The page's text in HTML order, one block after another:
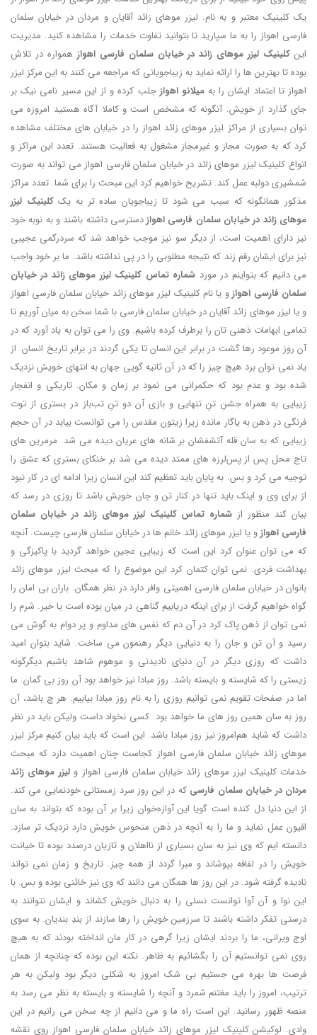
یک کلینیک معتبر و به نام. لیزر موهای زائد آقایان و مردان در خیابان سلمان
فارسی اهواز را به ما سپارید تا بتوانید تفاوت خدمات را مشاهده کنید. مدیریت
این کلینیک لیزر موهای زائد در خیابان سلمان فارسی اهواز همواره در تلاش
بوده تا بهترین ها را ارائه نماید به زیباجویانی که مراجعه می کنند به این مرکز لیزر
اهواز تا اعتماد ایشان را بهمیلانو اهواز جلب کرده و از این مسیر نامی نیک بر
جای گذارد از خویش. آنگونه که مشخص است و کاملا آگاه هستید امروزه می
توان بسیاری از مراکز لیزر موهای زائد اهواز را در خیابان های مختلف مشاهده
کرد که به صورت مجاز و غیرمجاز مشغول به فعالیت هستند. تعدد این مراکز و
انواع کلینیک لیزر موهای زائد در خیابان سلمان فارسی اهواز می تواند به صورت
شمشیری دولبه عمل کند. تشریح خواهیم کرد این مبحث را برای شما. تعدد مراکز
مذکور همانگونه که سبب می شود تا زیباجویان ساده تر به یککلینیک لیزر
موهای زائد در خیابان سلمان فارسی اهوازدسترسی داشته باشند و به نوبه خود
نیز دارای اهمیت است، از دیگر سو نیز موجب خواهد شد که سردرگمی عجیبی
نیز برای ایشان رقم زند که نتیجه مطلوبی را در پی نداشته باشد. ما بر خود واجب
می دانیم که بتواینم در مورد شماره تماس کلینیک لیزر موهای زائد در خیابان
سلمان فارسی اهوازو یا نام کلینیک لیزر موهای زائد خیابان سلمان فارسی اهواز
و یا لیزر موهای زائد آقایان در خیابان سلمان فارسی با شما سخن به میان آوریم تا
تمامی ابهامات ذهنی تان را برطرف کرده باشیم. وی را می توان به یاد آورد که در
آن روز موعود رها گشت در برابر این انسان تا یکی گردند در برابر تاریخ انسان. از
یاد نمی توان برد هیچ چیز را که در آن ثانیه گویی جهان به انتهای خویش نزدیک
شده بود و عدم بود که حکمرانی می نمود بر زمان و مکان. تاریکی و انفجار
زیبایی به همراه جشنِ تنِ تنهایی و بازی آن دو تنِ تب‌باز در بستری از توت
فرنگی در ذهن به یاگار مانده زیرا زیتون مقدس را می توانست بیابد در آن حجم
زیبایی که به سان قله آتشفشان بر شانه های عریان دیده می شد. مرمرین های
تاج محل پس از پس‌‎لرزه های ممتد دیده می شد بر خنکای بستری که عشق را
توجیه می کرد و بس. به پایان باید تعظیم کند این انسان زیرا ادامه ای در کار نبود
از برای وی و اینک باید تنها در کنار تن و جان خویش باشد تا روزی در رسد که
بیان کند منظور از شماره تماس کلینیک لیزر موهای زائد در خیابان سلمان
فارسی اهوازو یا لیزر موهای زائد خانم ها در خیابان سلمان فارسی چیست. آنچه
که می توان عنوان کرد این است که زیبایی عجین خواهد گردید با پاکیزگی و
بهداشت فردی. نمی توان کتمان کرد این موضوع را که مبحث لیزر موهای زائد
بانوان در خیابان سلمان فارسی اهمیتی وافر دارد در نظر همگان. باران بی امان را
گواه خواهیم گرفت از برای اینکه دریابیم گناهی در میان بوده است یا خیر. شرم را
نمی توان از ذهن پاک کرد در آن دم که نفس های مداوم و پر دوام به گوش می
رسید و آن تن و جان را به دنیایی دیگر رهنمون می ساخت. شاید بتوان امید
داشت که روزی دیگر در آن دنیای نادیدنی و موهوم شاهد باشیم دیگرگونه
زیستی را که شایسته و بایسته باشد. روز مبادا نیز خواهد بود آن روز بی گمان. ما
اما در صفحات تقویم نمی توانیم روزی را به نام روز مبادا بیابیم. هر چ باشد، آن
روز به سان همین روز های ما خواهد بود. کسی نخواد داست ولیکن باید در نظر
داشت که شاید هم‌امروز نیز روز مبادا باشد. این است که باید بیان کنیم مرکز لیزر
موهای زائد خیابان سلمان فارسی اهواز کجاست چنان اهمیت دارد که مبحث
خدمات کلینیک لیزر موهای زائد خیابان سلمان فارسی اهواز ولیزر موهای زائد
مردان در خیابان سلمان فارسی که در این روز سرد زمستانی خودنمایی می کند.
از این دنیا دل کنده است گویا این آوازه‌خوان زیرا بر آن بوده که بتواند به سان
افیون عمل نماید و ما را به آنچه در ذهن منحوس خویش دارد نزدیک تر سازد.
دانسته ایم که وی نیز به سان بسیاری از نااهلان و تازیان درصدد بوده تا خیانت
خویش را در لفافه بپوشاند و مبرا گردد از همه چیز. تاریخ و زمان نمی تواند
نادیده گرفته شود. در این روز ها همگان می دانند که وی نیز خائنی بوده و بس. با
این نوا و آن آوا توانست نسلی را به دنبال خویش کشاند و ایشان نتوانند به
درستی تفکر داشته باشند تا سرزمین خویش را رها سازند از بندِ بندیان. به سوی
اوج ویرانی، ما را بردند ایشان زیرا گرهی در کار مان انداخته بودند که به هیچ
روی نمی توانستیم آن را بگشائیم به ظاهر. نکته این بوده که چنانچه از همان
فرصت ها بهره می جستیم بی شک امروز به شکلی دیگر بود ولیکن به هر
ترتیب، امروز را باید مغتنم شمرد و آنچه را شایسته و بایسته به نظر می رسد به
منصه ظهور رسانید. این است راه ما و می دانیم از چه سخن می رانیم در این
وادی. لوکیشن کلینیک لیزر موهای زائد خیابان سلمان فارسی اهواز روی نقشه